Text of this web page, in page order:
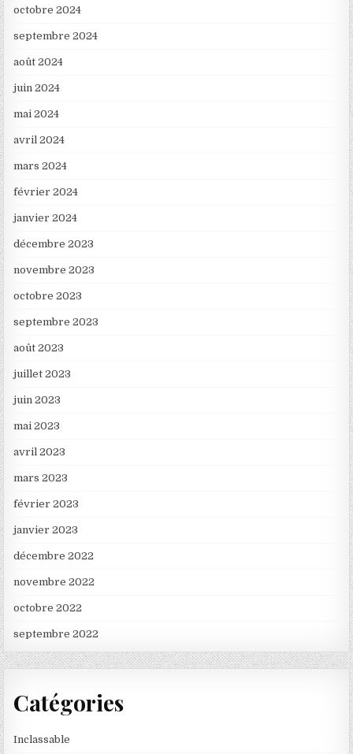
octobre 2024
septembre 2024
août 2024
juin 2024
mai 2024
avril 2024
mars 2024
février 2024
janvier 2024
décembre 2023
novembre 2023
octobre 2023
septembre 2023
août 2023
juillet 2023
juin 2023
mai 2023
avril 2023
mars 2023
février 2023
janvier 2023
décembre 2022
novembre 2022
octobre 2022
septembre 2022
Catégories
Inclassable